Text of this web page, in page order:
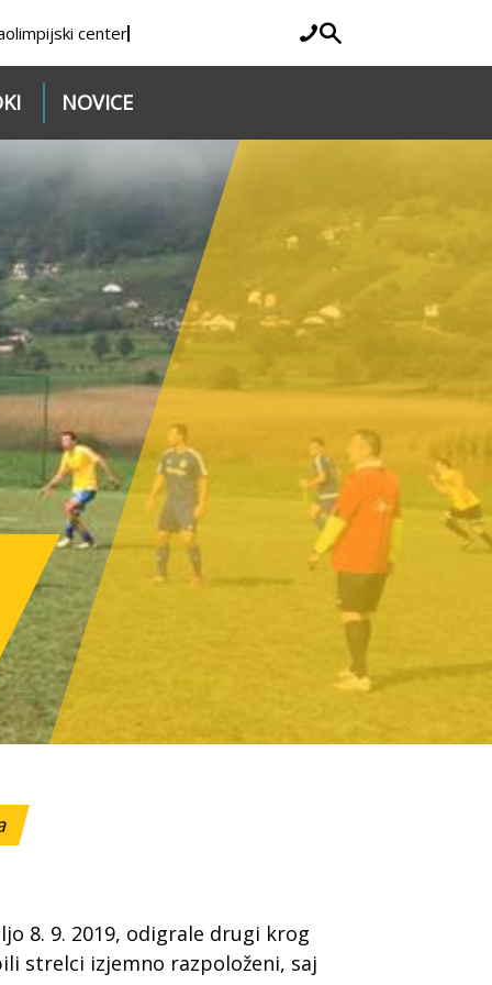
olimpijski center
NOVICE
8. 9. 2019, odigrale drugi krog
strelci izjemno razpoloženi, saj